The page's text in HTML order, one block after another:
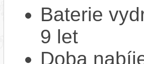
Baterie
9 let
Doba